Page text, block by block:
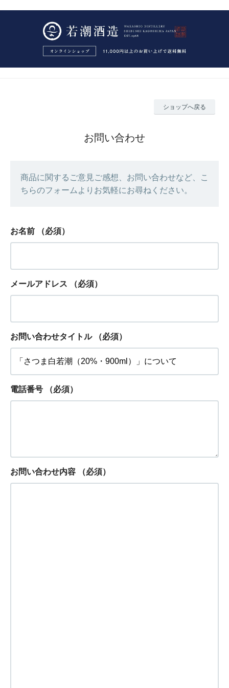
ショップへ戻る
お問い合わせ
商品に関するご意見ご感想、お問い合わせなど、こ
ちらのフォームよりお気軽にお尋ねください。
お名前 （必須）
メールアドレス （必須）
お問い合わせタイトル （必須）
電話番号 （必須）
お問い合わせ内容 （必須）